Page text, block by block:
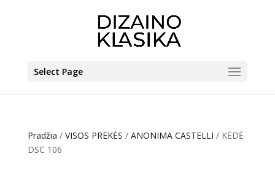
Select Page
Pradžia / VISOS PREKĖS / ANONIMA CASTELLI / KĖDĖ
DSC 106